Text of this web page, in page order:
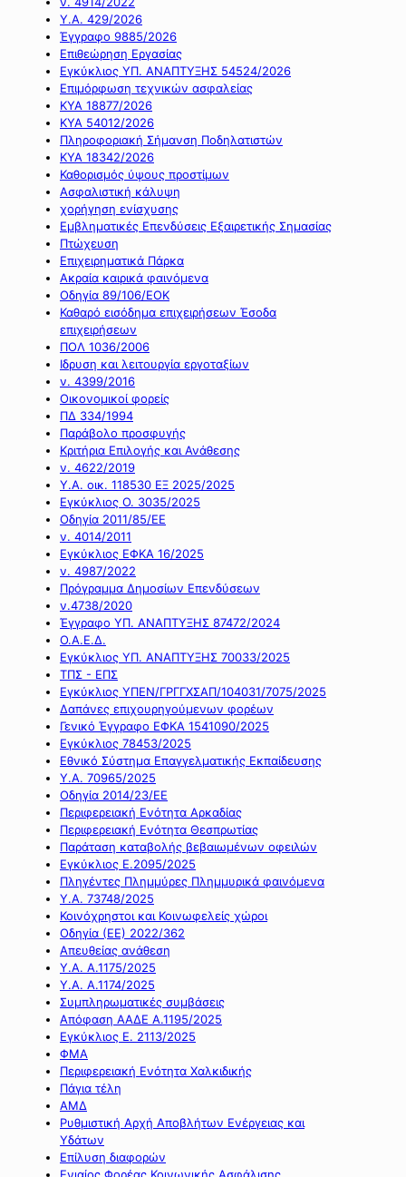
Υ.Α. 429/2026
Έγγραφο 9885/2026
Επιθεώρηση Εργασίας
Εγκύκλιος ΥΠ. ΑΝΑΠΤΥΞΗΣ 54524/2026
Επιμόρφωση τεχνικών ασφαλείας
ΚΥΑ 18877/2026
ΚΥΑ 54012/2026
Πληροφοριακή Σήμανση Ποδηλατιστών
ΚΥΑ 18342/2026
Καθορισμός ύψους προστίμων
Ασφαλιστική κάλυψη
χορήγηση ενίσχυσης
Εμβληματικές Επενδύσεις Εξαιρετικής Σημασίας
Πτώχευση
Επιχειρηματικά Πάρκα
Ακραία καιρικά φαινόμενα
Οδηγία 89/106/ΕΟΚ
Καθαρό εισόδημα επιχειρήσεων Έσοδα
επιχειρήσεων
ΠΟΛ 1036/2006
Ιδρυση και λειτουργία εργοταξίων
ν. 4399/2016
Οικονομικοί φορείς
ΠΔ 334/1994
Παράβολο προσφυγής
Κριτήρια Επιλογής και Ανάθεσης
ν. 4622/2019
Υ.Α. οικ. 118530 ΕΞ 2025/2025
Εγκύκλιος Ο. 3035/2025
Οδηγία 2011/85/ΕΕ
ν. 4014/2011
Εγκύκλιος ΕΦΚΑ 16/2025
ν. 4987/2022
Πρόγραμμα Δημοσίων Επενδύσεων
ν.4738/2020
Έγγραφο ΥΠ. ΑΝΑΠΤΥΞΗΣ 87472/2024
Ο.Α.Ε.Δ.
Εγκύκλιος ΥΠ. ΑΝΑΠΤΥΞΗΣ 70033/2025
ΤΠΣ - ΕΠΣ
Εγκύκλιος ΥΠΕΝ/ΓΡΓΓΧΣΑΠ/104031/7075/2025
Δαπάνες επιχουρηγούμενων φορέων
Γενικό Έγγραφο ΕΦΚΑ 1541090/2025
Εγκύκλιος 78453/2025
Εθνικό Σύστημα Επαγγελματικής Εκπαίδευσης
Υ.Α. 70965/2025
Οδηγία 2014/23/ΕΕ
Περιφερειακή Ενότητα Αρκαδίας
Περιφερειακή Ενότητα Θεσπρωτίας
Παράταση καταβολής βεβαιωμένων οφειλών
Εγκύκλιος Ε.2095/2025
Πληγέντες Πλημμύρες Πλημμυρικά φαινόμενα
Υ.Α. 73748/2025
Κοινόχρηστοι και Κοινωφελείς χώροι
Οδηγία (ΕΕ) 2022/362
Απευθείας ανάθεση
Υ.Α. Α.1175/2025
Υ.Α. Α.1174/2025
Συμπληρωματικές συμβάσεις
Απόφαση ΑΑΔΕ Α.1195/2025
Εγκύκλιος Ε. 2113/2025
ΦΜΑ
Περιφερειακή Ενότητα Χαλκιδικής
Πάγια τέλη
ΑΜΔ
Ρυθμιστική Αρχή Αποβλήτων Ενέργειας και
Υδάτων
Επίλυση διαφορών